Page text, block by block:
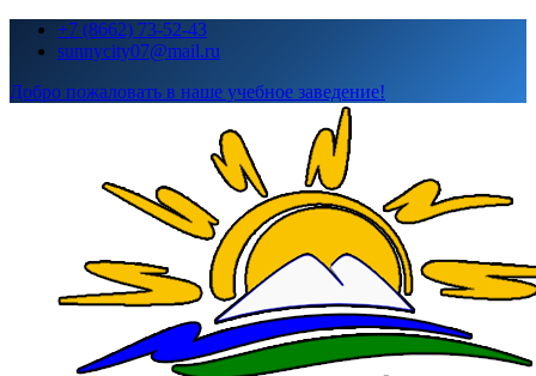
Перейти+7 (8662) 73-52-43
sunnycity07@mail.ru
Добро пожаловать в наше учебное заведение!